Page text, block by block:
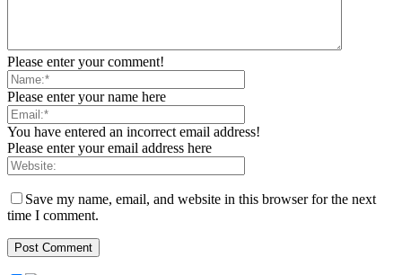
Please enter your comment!
Please enter your name here
You have entered an incorrect email address!
Please enter your email address here
Save my name, email, and website in this browser for the next
time I comment.